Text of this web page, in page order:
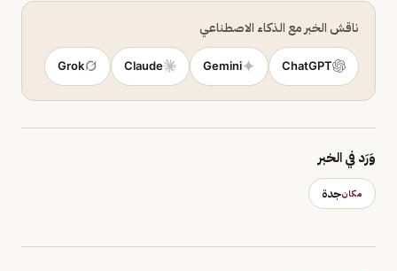
ناقش الخبر مع الذكاء الاصطناعي
ChatGPT
Gemini
Claude
Grok
وَرَد في الخبر
مكانجدة